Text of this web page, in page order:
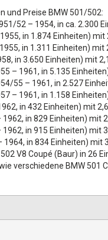
und Preise BMW 501/502:
52 – 1954, in ca. 2.300
in 1.874 Einheiten)
in 1.311 Einheiten)
in 3.650 Einheiten) mit
– 1961, in 5.135
55 – 1961, in 2.527
– 1961, in 1.158
in 432 Einheiten) mit
1962, in 829 Einheiten)
1962, in 915 Einheiten)
1964, in 834 Einheiten)
V8 Coupé (Baur) in 26
verschiedene BMW